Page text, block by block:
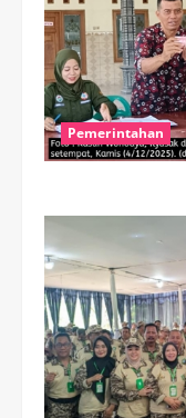
Pemerintahan